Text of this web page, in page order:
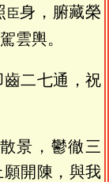
臣身，腑藏榮
雲輿。
二七通，祝
景，鬱徹三
開陳，與我